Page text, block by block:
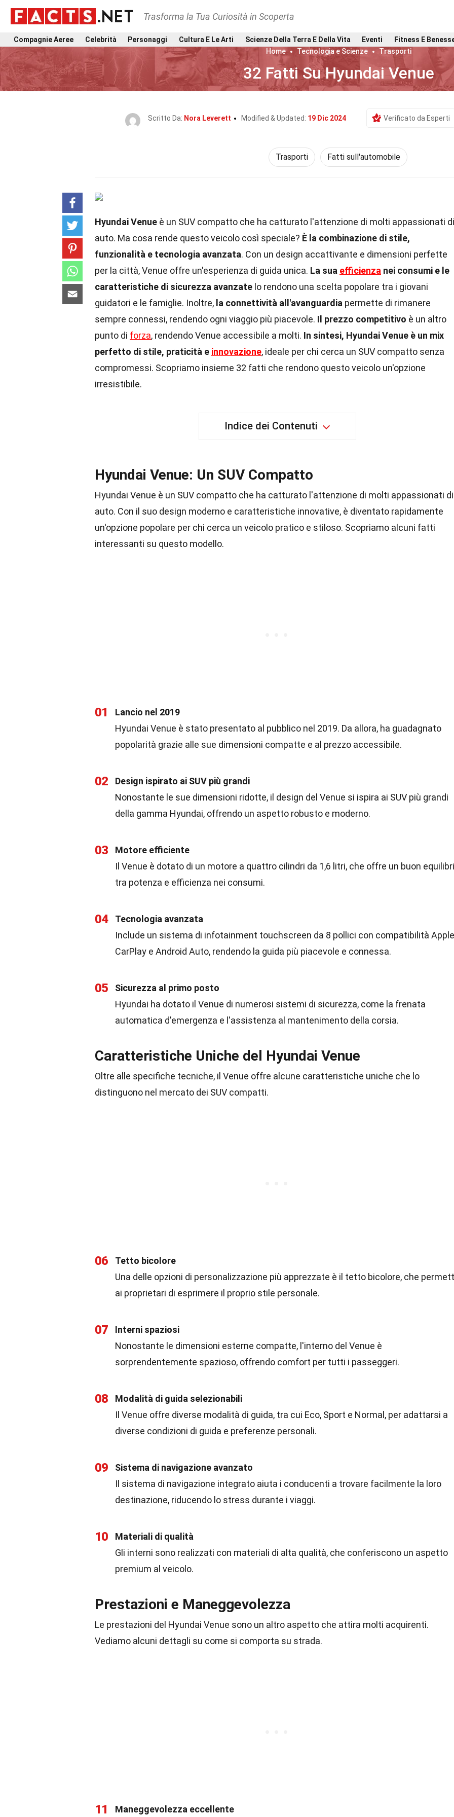
Trasforma la Tua Curiosità in Scoperta
Compagnie Aeree Celebrità Personaggi Cultura E Le Arti Scienze Della Terra E Della Vita Eventi
Fitness E
Home
Tecnologia e Scienze Trasporti
32 Fatti Su Hyundai Venue
Scritto Da: Nora Leverett Modified & Updated: 19 Dic 2024 Verificato da Esperti
Trasporti Fatti sull'automobile
Hyundai Venue è un SUV compatto che ha catturato l'attenzione di molti appassionati di
auto. Ma cosa rende questo veicolo così speciale? È la combinazione di stile,
funzionalità e tecnologia avanzata. Con un design accattivante e dimensioni perfette
per la città, Venue offre un'esperienza di guida unica. La sua efficienza nei consumi e le
caratteristiche di sicurezza avanzate lo rendono una scelta popolare tra i giovani
guidatori e le famiglie. Inoltre, la connettività all'avanguardia permette di rimanere
sempre connessi, rendendo ogni viaggio più piacevole. Il prezzo competitivo è un altro
punto di forza, rendendo Venue accessibile a molti. In sintesi, Hyundai Venue è un mix
perfetto di stile, praticità e innovazione, ideale per chi cerca un SUV compatto senza
compromessi. Scopriamo insieme 32 fatti che rendono questo veicolo un'opzione
irresistibile.
Indice dei Contenuti
Hyundai Venue: Un SUV Compatto
Hyundai Venue è un SUV compatto che ha catturato l'attenzione di molti appassionati di
auto. Con il suo design moderno e caratteristiche innovative, è diventato rapidamente
un'opzione popolare per chi cerca un veicolo pratico e stiloso. Scopriamo alcuni fatti
interessanti su questo modello.
01
Lancio nel 2019
Hyundai Venue è stato presentato al pubblico nel 2019. Da allora, ha guadagnato
popolarità grazie alle sue dimensioni compatte e al prezzo accessibile.
02
Design ispirato ai SUV più grandi
Nonostante le sue dimensioni ridotte, il design del Venue si ispira ai SUV più grandi
della gamma Hyundai, offrendo un aspetto robusto e moderno.
03
Motore efficiente
Il Venue è dotato di un motore a quattro cilindri da 1,6 litri, che offre un buon
tra potenza e efficienza nei consumi.
04
Tecnologia avanzata
Include un sistema di infotainment touchscreen da 8 pollici con compatibilità Apple
CarPlay e Android Auto, rendendo la guida più piacevole e connessa.
05
Sicurezza al primo posto
Hyundai ha dotato il Venue di numerosi sistemi di sicurezza, come la frenata
automatica d'emergenza e l'assistenza al mantenimento della corsia.
Caratteristiche Uniche del Hyundai Venue
Oltre alle specifiche tecniche, il Venue offre alcune caratteristiche uniche che lo
distinguono nel mercato dei SUV compatti.
06
Tetto bicolore
Una delle opzioni di personalizzazione più apprezzate è il tetto bicolore, che
ai proprietari di esprimere il proprio stile personale.
07
Interni spaziosi
Nonostante le dimensioni esterne compatte, l'interno del Venue è
sorprendentemente spazioso, offrendo comfort per tutti i passeggeri.
08
Modalità di guida selezionabili
Il Venue offre diverse modalità di guida, tra cui Eco, Sport e Normal, per adattarsi a
diverse condizioni di guida e preferenze personali.
09
Sistema di navigazione avanzato
Il sistema di navigazione integrato aiuta i conducenti a trovare facilmente la loro
destinazione, riducendo lo stress durante i viaggi.
10
Materiali di qualità
Gli interni sono realizzati con materiali di alta qualità, che conferiscono un aspetto
premium al veicolo.
Prestazioni e Maneggevolezza
Le prestazioni del Hyundai Venue sono un altro aspetto che attira molti acquirenti.
Vediamo alcuni dettagli su come si comporta su strada.
11 Maneggevolezza eccellente